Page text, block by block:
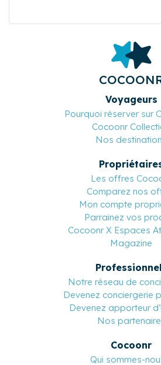
COCOONR
Voyageurs
Pourquoi réserver sur
Cocoonr
Les offres
Comparez nos
Mon compte
Parrainez vos
Cocoonr X Espaces
Notre réseau de
Devenez conciergerie
Devenez apporteur
Cocoonr